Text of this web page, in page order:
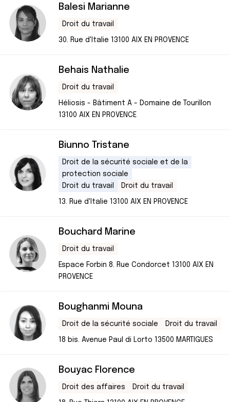
Balesi Marianne
Droit du travail
30. Rue d'Italie 13100 AIX EN PROVENCE
Behais Nathalie
Droit du travail
Héliosis - Bâtiment A - Domaine de Tourillon
13100 AIX EN PROVENCE
Biunno Tristane
Droit de la sécurité sociale et de la
protection sociale
Droit du travail
Droit du travail
13. Rue d'Italie 13100 AIX EN PROVENCE
Bouchard Marine
Droit du travail
Espace Forbin 8. Rue Condorcet 13100 AIX EN
PROVENCE
Boughanmi Mouna
Droit de la sécurité sociale Droit du travail
18 bis. Avenue Paul di Lorto 13500 MARTIGUES
Bouyac Florence
Droit des affaires Droit du travail